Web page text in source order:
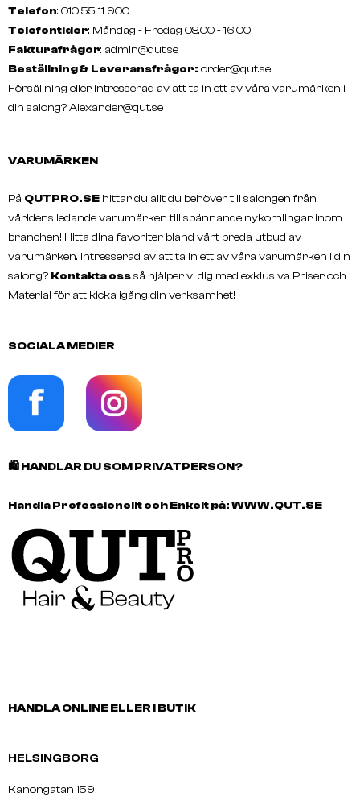
Telefon: 010 55 11 900
Telefontider: Måndag - Fredag 08.00 - 16.00
Fakturafrågor: admin@qut.se
Beställning & Leveransfrågor: order@qut.se
Försäljning eller intresserad av att ta in ett av våra varumärken i
din salong?Alexander@qut.se
VARUMÄRKEN
På QUTPRO.SE hittar du allt du behöver till salongen från
världens ledande varumärken till spännande nykomlingar inom
branchen! Hitta dina favoriter bland vårt breda utbud av
varumärken. Intresserad av att ta in ett av våra varumärken i din
salong? Kontakta ossså hjälper vi dig med exklusiva Priser och
Material för att kicka igång din verksamhet!
SOCIALA MEDIER
🛍️HANDLAR DU SOM PRIVATPERSON?
Handla Professionellt och Enkelt på:WWW.QUT.SE
HANDLA ONLINE ELLER I BUTIK
HELSINGBORG
Kanongatan 159